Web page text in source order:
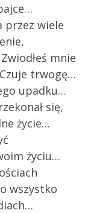
przez wiele
mnie
trwogę…
upadku…
się,
życie…
życiu…
wszystko